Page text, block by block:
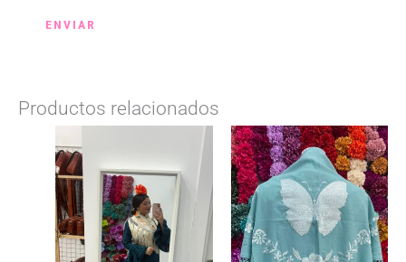
Productos relacionados